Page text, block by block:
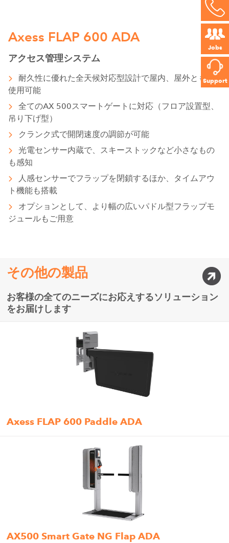
Jobs
Support
Axess FLAP 600 ADA
アクセス管理システム
耐久性に優れた全天候対応型設計で屋内、屋外ともに
使用可能
全てのAX 500スマートゲートに対応（フロア設置型、
吊り下げ型）
クランク式で開閉速度の調節が可能
光電センサー内蔵で、スキーストックなど小さなもの
も感知
人感センサーでフラップを閉鎖するほか、タイムアウ
ト機能も搭載
オプションとして、より幅の広いパドル型フラップモ
ジュールもご用意
その他の製品
お客様の全てのニーズにお応えするソリューション
をお届けします
Axess FLAP 600 Paddle ADA
AX500 Smart Gate NG Flap ADA